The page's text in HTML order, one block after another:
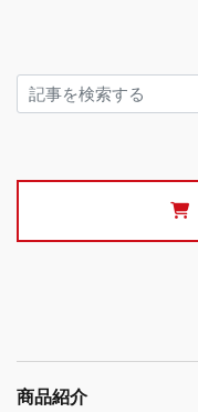
商品紹介